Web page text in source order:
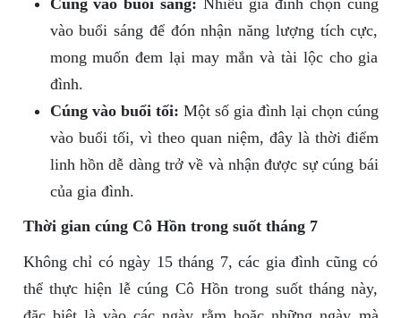
Cúng vào buổi sáng: Nhiều gia đình chọn cúng
vào buổi sáng để đón nhận năng lượng tích cực,
mong muốn đem lại may mắn và tài lộc cho gia
đình.
Cúng vào buổi tối: Một số gia đình lại chọn cúng
vào buổi tối, vì theo quan niệm, đây là thời điểm
linh hồn dễ dàng trở về và nhận được sự cúng bái
của gia đình.
Thời gian cúng Cô Hồn trong suốt tháng 7
Không chỉ có ngày 15 tháng 7, các gia đình cũng có
thể thực hiện lễ cúng Cô Hồn trong suốt tháng này,